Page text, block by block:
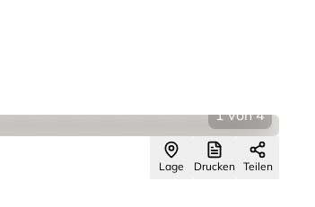
1 von 4
Lage Drucken Teilen